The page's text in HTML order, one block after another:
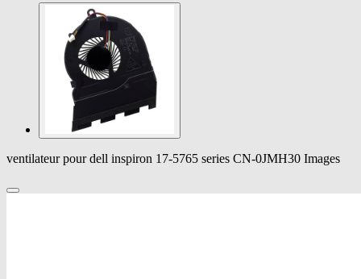
ventilateur pour dell inspiron 17-5765 series CN-0JMH30 Images